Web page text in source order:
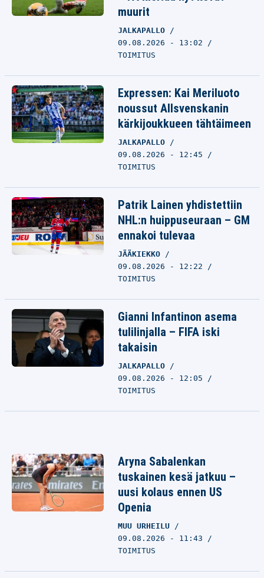
muurit
JALKAPALLO
09.08.2026 - 13:02
TOIMITUS
Expressen: Kai Meriluoto
noussut Allsvenskanin
kärkijoukkueen tähtäimeen
JALKAPALLO
09.08.2026 - 12:45
TOIMITUS
Patrik Lainen yhdistettiin
NHL:n huippuseuraan – GM
ennakoi tulevaa
JÄÄKIEKKO
09.08.2026 - 12:22
TOIMITUS
Gianni Infantinon asema
tulilinjalla – FIFA iski
takaisin
JALKAPALLO
09.08.2026 - 12:05
TOIMITUS
Aryna Sabalenkan
tuskainen kesä jatkuu –
uusi kolaus ennen US
Openia
MUU URHEILU
09.08.2026 - 11:43
TOIMITUS